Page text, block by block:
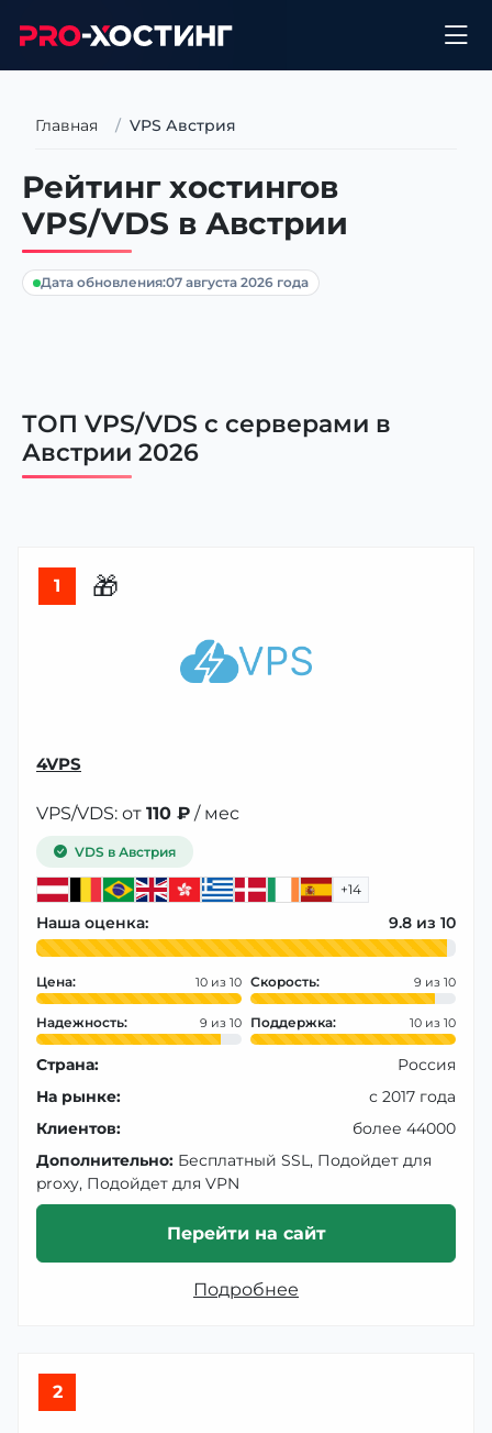
Главная VPS Австрия
Рейтинг хостингов
VPS/VDS в Австрии
Дата обновления:07 августа 2026 года
ТОП VPS/VDS с серверами в
Австрии 2026
1 🎁
4VPS
VPS/VDS: от 110 ₽ / мес
VDS в Австрия
+14
Наша оценка: 9.8
Цена: 10 Скорость: 9
Надежность: 9 Поддержка: 10
Страна:
Россия
На рынке:
с 2017 года
Клиентов:
более 44000
Дополнительно: Бесплатный SSL, Подойдет для
proxy, Подойдет для VPN
Перейти на сайт
Подробнее
2